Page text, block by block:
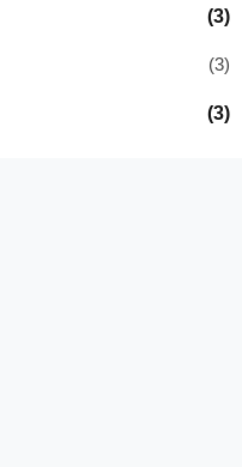
(3)
(3)
(3)